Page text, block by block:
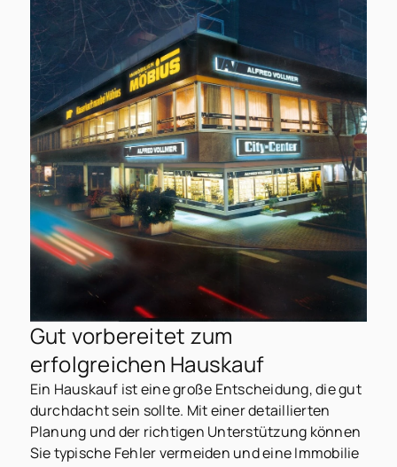
Gut vorbereitet zum
erfolgreichen Hauskauf
Ein Hauskauf ist eine große Entscheidung, die gut
durchdacht sein sollte. Mit einer detaillierten
Planung und der richtigen Unterstützung können
Sie typische Fehler vermeiden und eine Immobilie